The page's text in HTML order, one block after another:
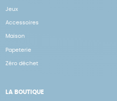
Jeux
Accessoires
Maison
Papeterie
Zéro déchet
LA BOUTIQUE